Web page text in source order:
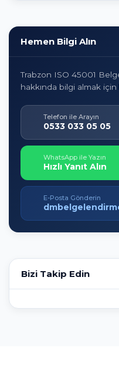
Hemen Bilgi Alın
Trabzon ISO 45001
hakkında bilgi almak için
Telefon ile Arayın
0533 033 05 05
WhatsApp ile Yazın
Hızlı Yanıt Alın
E-Posta Gönderin
Bizi Takip Edin